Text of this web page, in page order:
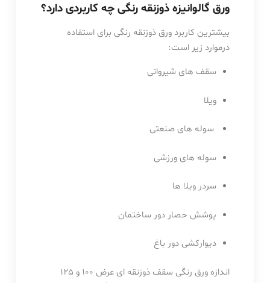
ورق گالوانیزه ذوزنقه رنگی چه کاربردی دارد؟
بیشترین کاربرد ورق ذوزنقه رنگی برای استفاده
درموارد زیر است:
سقف های شیروانی
ویلا
سوله های صنعتی
سوله های ورزشی
سردر ویلا ها
پوشش حصار دور ساختمان
دیوارکشی دور باغ
اندازه ورق رنگی سقف ذوزنقه ای عرض 100 و 125